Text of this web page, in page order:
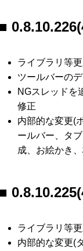
ライブラリ等
ツールバーの
NGスレッドを
修正
内部的な変更(
ールバー、タ
成、お絵かき
ライブラリ等
内部的な変更(